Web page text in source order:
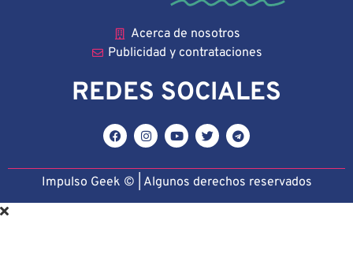
Acerca de nosotros
Publicidad y contrataciones
REDES SOCIALES
Impulso Geek © | Algunos derechos reservados